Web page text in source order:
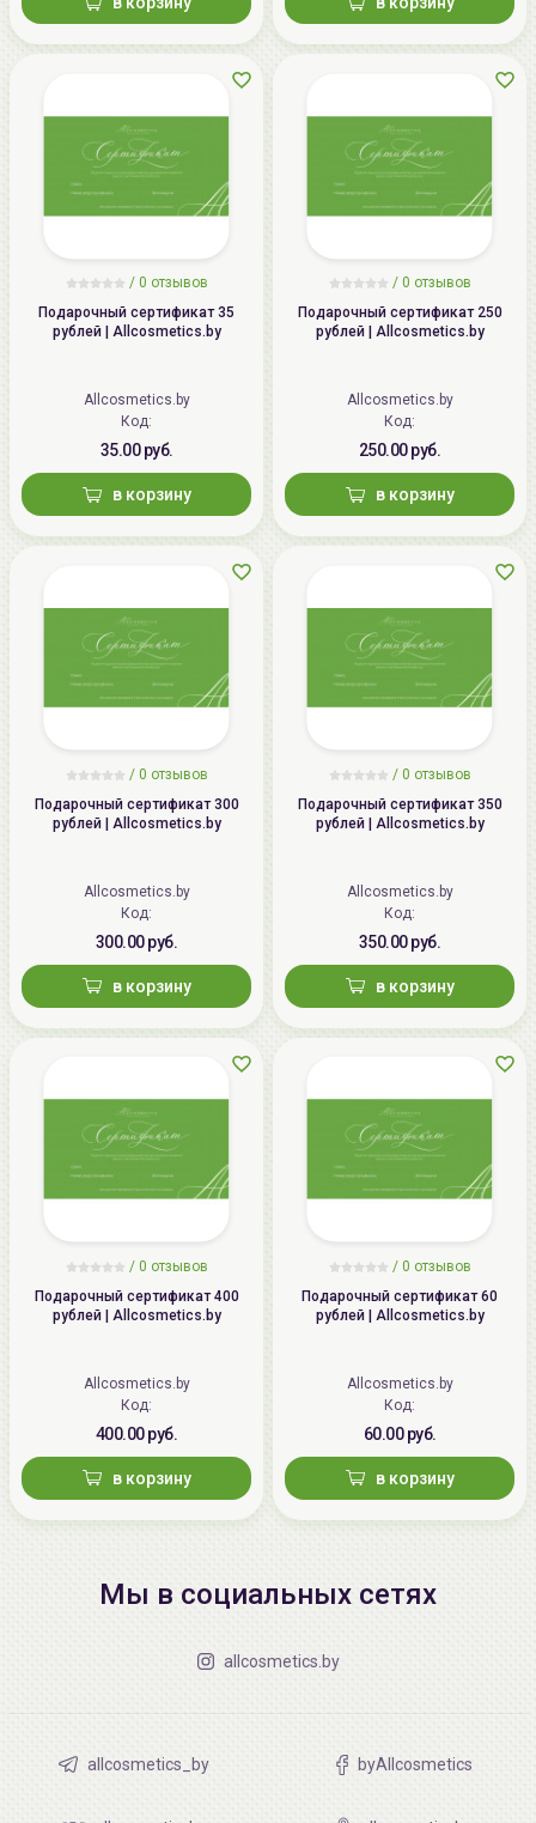
/ 0 отзывов
Подарочный сертификат 35
рублей | Allcosmetics.by
Allcosmetics.by
Код:
35.00 руб.
в корзину
/ 0 отзывов
Подарочный сертификат 250
рублей | Allcosmetics.by
Allcosmetics.by
Код:
250.00 руб.
в корзину
/ 0 отзывов
Подарочный сертификат 300
рублей | Allcosmetics.by
Allcosmetics.by
Код:
300.00 руб.
в корзину
/ 0 отзывов
Подарочный сертификат 350
рублей | Allcosmetics.by
Allcosmetics.by
Код:
350.00 руб.
в корзину
/ 0 отзывов
Подарочный сертификат 400
рублей | Allcosmetics.by
Allcosmetics.by
Код:
400.00 руб.
в корзину
/ 0 отзывов
Подарочный сертификат 60
рублей | Allcosmetics.by
Allcosmetics.by
Код:
60.00 руб.
в корзину
Мы в социальных сетях
allcosmetics.by
allcosmetics_by byAllcosmetics